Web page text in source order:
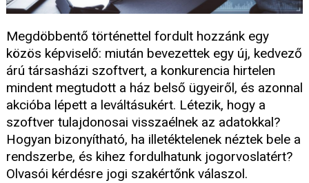
Megdöbbentő történettel fordult hozzánk egy
közös képviselő: miután bevezettek egy új, kedvező
árú társasházi szoftvert, a konkurencia hirtelen
mindent megtudott a ház belső ügyeiről, és azonnal
akcióba lépett a leváltásukért. Létezik, hogy a
szoftver tulajdonosai visszaélnek az adatokkal?
Hogyan bizonyítható, ha illetéktelenek néztek bele a
rendszerbe, és kihez fordulhatunk jogorvoslatért?
Olvasói kérdésre jogi szakértőnk válaszol.